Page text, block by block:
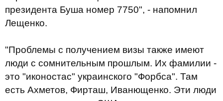
президента Буша номер 7750", - напомнил
Лещенко.
"Проблемы с получением визы также имеют
люди с сомнительным прошлым. Их фамилии -
это "иконостас" украинского "​​Форбса". Там
есть Ахметов, Фирташ, Иванющенко. Эти люди